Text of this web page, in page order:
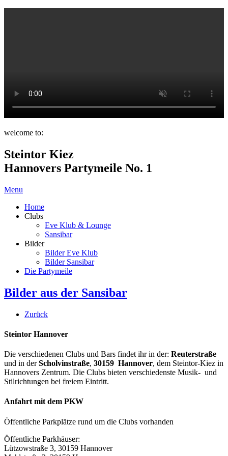
welcome to:
Steintor Kiez
Hannovers Partymeile No. 1
Menu
Home
Clubs
Eve Klub & Lounge
Sansibar
Bilder
Bilder Eve Klub
Bilder Sansibar
Die Partymeile
Bilder aus der Sansibar
Zurück
Steintor Hannover
Die verschiedenen Clubs und Bars findet ihr in der: Reuterstraße
und in derScholvinstraße, 30159 Hannover, dem Steintor-Kiez in
Hannovers Zentrum. Die Clubs bieten verschiedenste Musik- und
Stilrichtungen bei freiem Eintritt.
Anfahrt mit dem PKW
Öffentliche Parkplätze rund um die Clubs vorhanden
Öffentliche Parkhäuser:
Lützowstraße 3, 30159 Hannover